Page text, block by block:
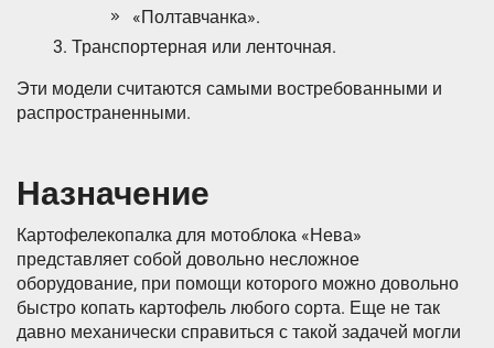
«Полтавчанка».
Транспортерная или ленточная.
Эти модели считаются самыми востребованными и
распространенными.
Назначение
Картофелекопалка для мотоблока «Нева»
представляет собой довольно несложное
оборудование, при помощи которого можно довольно
быстро копать картофель любого сорта. Еще не так
давно механически справиться с такой задачей могли